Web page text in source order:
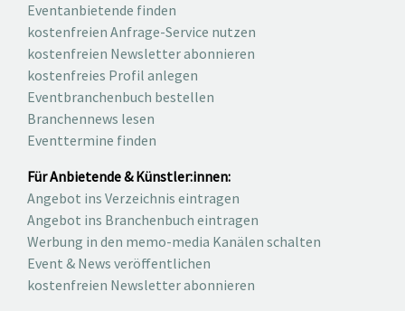
Eventanbietende finden
kostenfreien Anfrage-Service nutzen
kostenfreien Newsletter abonnieren
kostenfreies Profil anlegen
Eventbranchenbuch bestellen
Branchennews lesen
Eventtermine finden
Für Anbietende & Künstler:innen:
Angebot ins Verzeichnis eintragen
Angebot ins Branchenbuch eintragen
Werbung in den memo-media Kanälen schalten
Event & News veröffentlichen
kostenfreien Newsletter abonnieren